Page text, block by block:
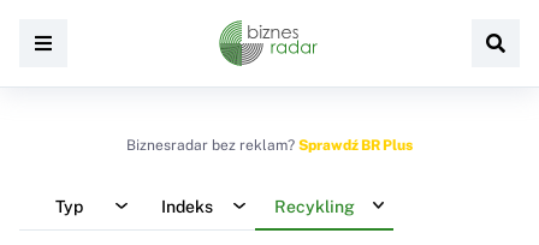
Biznesradar bez reklam? Sprawdź BR Plus
Typ Indeks Recykling